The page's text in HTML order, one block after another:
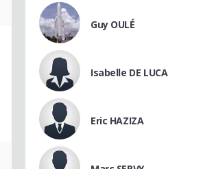
Guy OULÉ
Isabelle DE LUCA
Eric HAZIZA